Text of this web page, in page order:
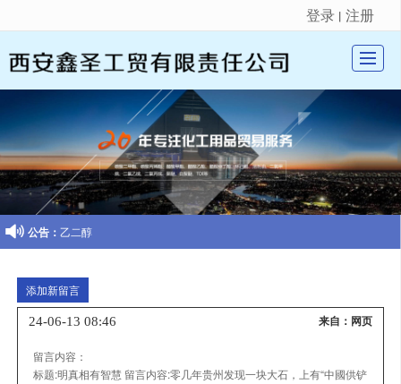
很遗憾，因您的浏览器版本过低导致无法获得最佳浏览体验，推荐下载安装谷歌浏览器！
登录 丨 注册
关于我们
酸酯、酸酐类
酚酮类
有机醇类
新闻动态
留言反馈
 公告： 乙二醇
添加新留言
24-06-13 08:46 来自：网页
留言内容：
标题:明真相有智慧 留言内容:零几年贵州发现一块大石，上有“中國供铲